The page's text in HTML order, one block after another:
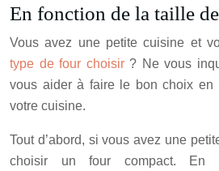
En fonction de la taille
Vous avez une petite cuisine et
type de four choisir? Ne vous
vous aider à faire le bon choix
votre cuisine.
Tout d’abord, si vous avez une
choisir un four compact. En